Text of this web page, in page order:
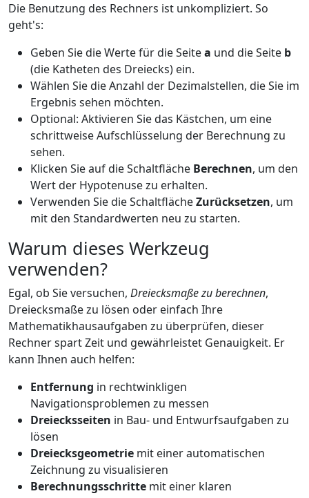
Die Benutzung des Rechners ist unkompliziert. So
geht's:
Geben Sie die Werte für die Seitea und die Seite b
(die Katheten des Dreiecks) ein.
Wählen Sie die Anzahl der Dezimalstellen, die Sie im
Ergebnis sehen möchten.
Optional: Aktivieren Sie das Kästchen, um eine
schrittweise Aufschlüsselung der Berechnung zu
sehen.
Klicken Sie auf die Schaltfläche Berechnen, um den
Wert der Hypotenuse zu erhalten.
Verwenden Sie die SchaltflächeZurücksetzen, um
mit den Standardwerten neu zu starten.
Warum dieses Werkzeug
verwenden?
Egal, ob Sie versuchen, Dreiecksmaße zu berechnen,
Dreiecksmaße zu lösen oder einfach Ihre
Mathematikhausaufgaben zu überprüfen, dieser
Rechner spart Zeit und gewährleistet Genauigkeit. Er
kann Ihnen auch helfen:
Entfernung in rechtwinkligen
Navigationsproblemen zu messen
Dreiecksseiten in Bau- und Entwurfsaufgaben zu
lösen
Dreiecksgeometrie mit einer automatischen
Zeichnung zu visualisieren
Berechnungsschritte mit einer klaren